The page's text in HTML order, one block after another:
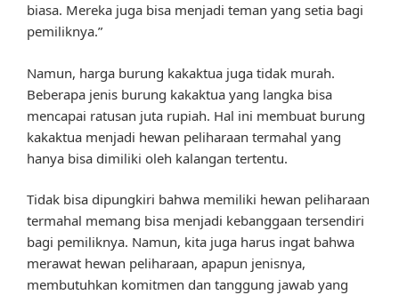
biasa. Mereka juga bisa menjadi teman yang setia bagi
pemiliknya.”
Namun, harga burung kakaktua juga tidak murah.
Beberapa jenis burung kakaktua yang langka bisa
mencapai ratusan juta rupiah. Hal ini membuat burung
kakaktua menjadi hewan peliharaan termahal yang
hanya bisa dimiliki oleh kalangan tertentu.
Tidak bisa dipungkiri bahwa memiliki hewan peliharaan
termahal memang bisa menjadi kebanggaan tersendiri
bagi pemiliknya. Namun, kita juga harus ingat bahwa
merawat hewan peliharaan, apapun jenisnya,
membutuhkan komitmen dan tanggung jawab yang